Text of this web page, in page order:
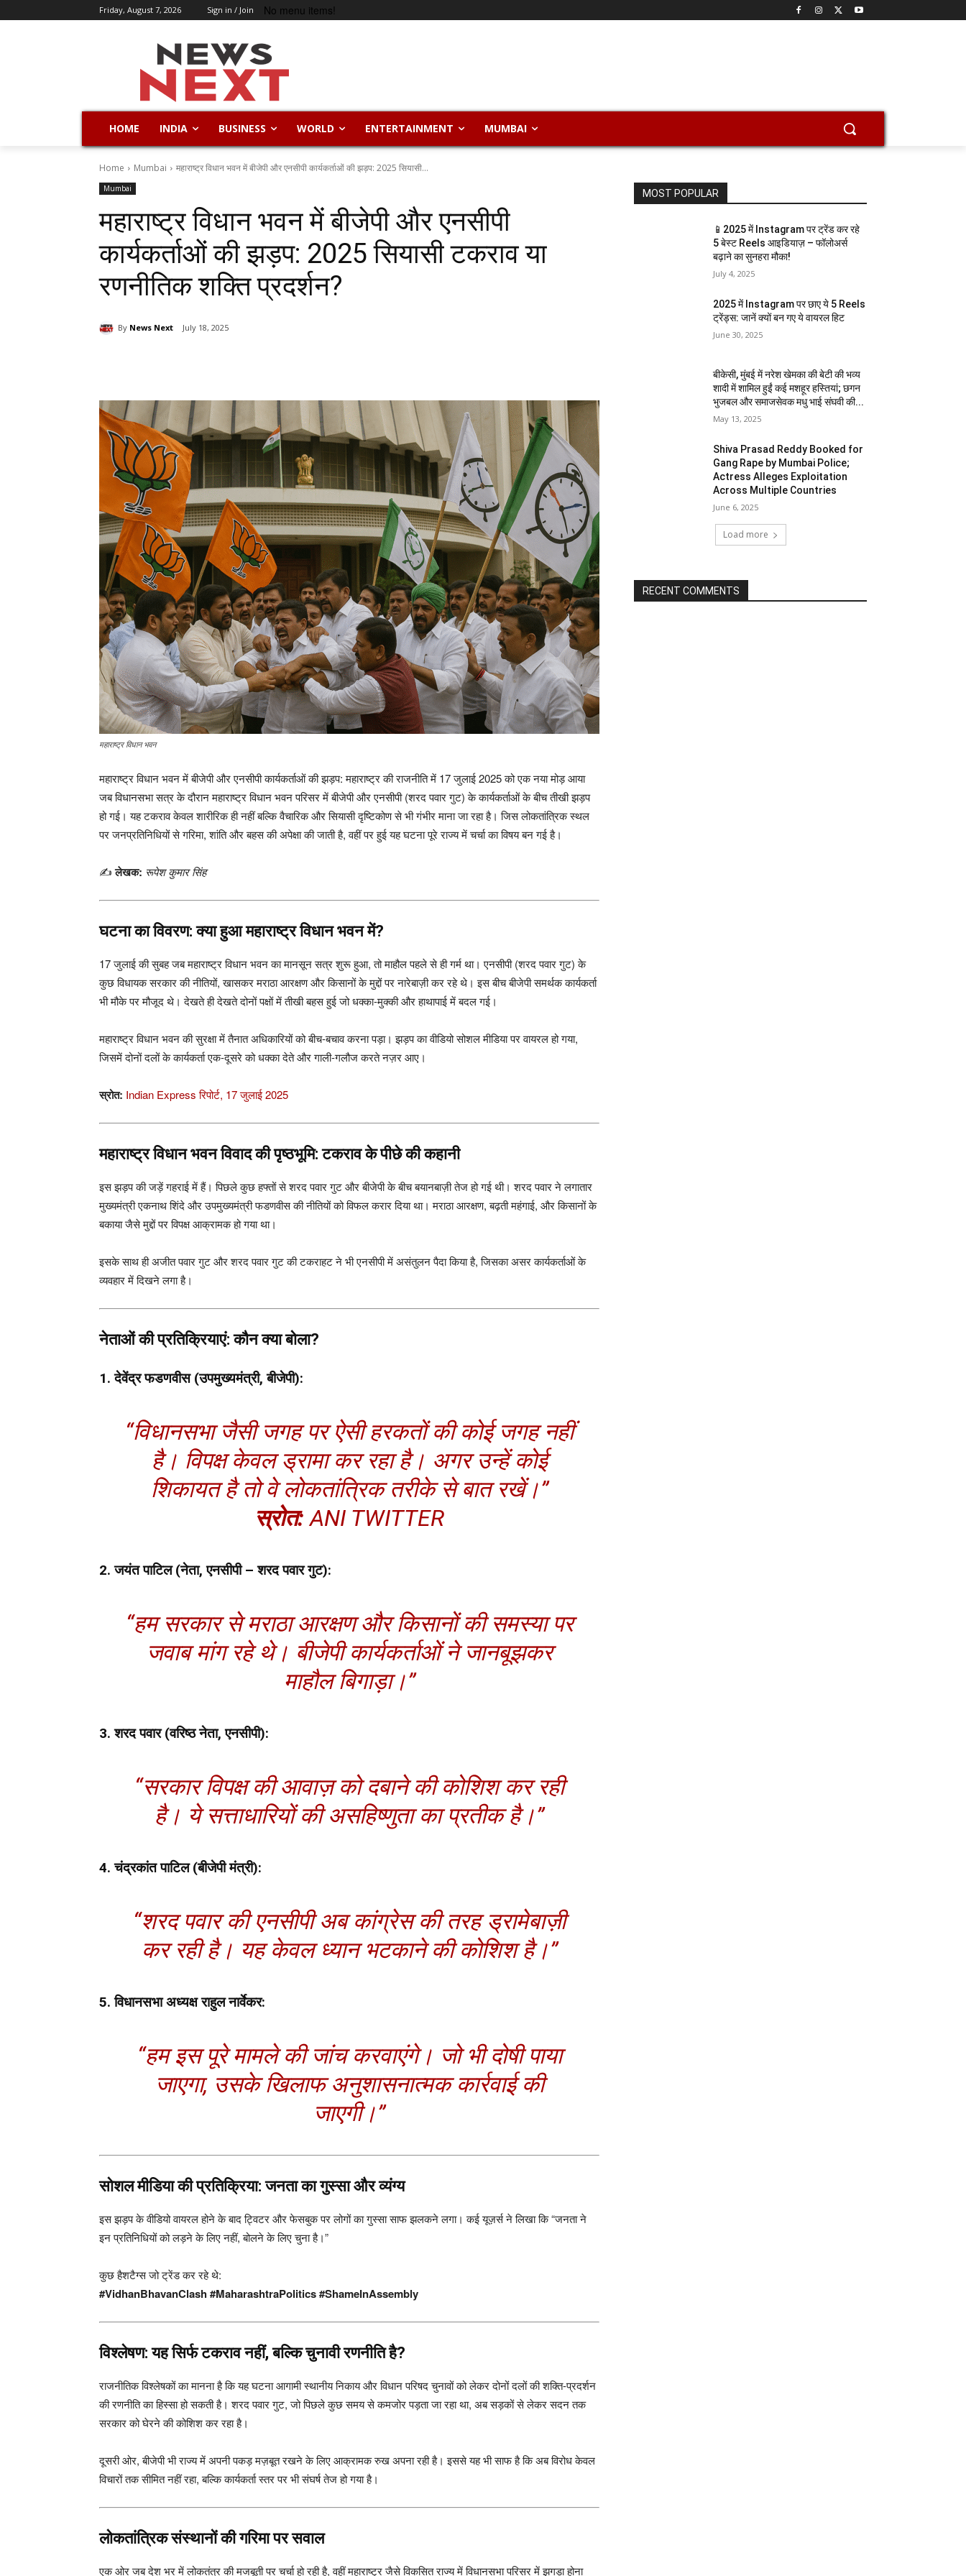
Friday, August 7, 2026 Sign in / Join No menu items!
HOME INDIA BUSINESS WORLD ENTERTAINMENT MUMBAI
Home Mumbai महाराष्ट्र विधान भवन में बीजेपी और एनसीपी कार्यकर्ताओं की झड़प: 2025 सियासी...
Mumbai
महाराष्ट्र विधान भवन में बीजेपी और एनसीपी
कार्यकर्ताओं की झड़प: 2025 सियासी टकराव या
रणनीतिक शक्ति प्रदर्शन?
By News Next July 18, 2025
महाराष्ट्र विधान भवन
महाराष्ट्र विधान भवन में बीजेपी और एनसीपी कार्यकर्ताओं की झड़प: महाराष्ट्र की राजनीति में 17 जुलाई 2025 को एक नया मोड़ आया
जब विधानसभा सत्र के दौरान महाराष्ट्र विधान भवन परिसर में बीजेपी और एनसीपी (शरद पवार गुट) के कार्यकर्ताओं के बीच तीखी झड़प
हो गई। यह टकराव केवल शारीरिक ही नहीं बल्कि वैचारिक और सियासी दृष्टिकोण से भी गंभीर माना जा रहा है। जिस लोकतांत्रिक स्थल
पर जनप्रतिनिधियों से गरिमा, शांति और बहस की अपेक्षा की जाती है, वहीं पर हुई यह घटना पूरे राज्य में चर्चा का विषय बन गई है।
✍️लेखक: रूपेश कुमार सिंह
घटना का विवरण: क्या हुआ महाराष्ट्र विधान भवन में?
17 जुलाई की सुबह जब महाराष्ट्र विधान भवन का मानसून सत्र शुरू हुआ, तो माहौल पहले से ही गर्म था। एनसीपी (शरद पवार गुट) के
कुछ विधायक सरकार की नीतियों, खासकर मराठा आरक्षण और किसानों के मुद्दों पर नारेबाज़ी कर रहे थे। इस बीच बीजेपी समर्थक कार्यकर्ता
भी मौके पर मौजूद थे। देखते ही देखते दोनों पक्षों में तीखी बहस हुई जो धक्का-मुक्की और हाथापाई में बदल गई।
महाराष्ट्र विधान भवन की सुरक्षा में तैनात अधिकारियों को बीच-बचाव करना पड़ा। झड़प का वीडियो सोशल मीडिया पर वायरल हो गया,
जिसमें दोनों दलों के कार्यकर्ता एक-दूसरे को धक्का देते और गाली-गलौज करते नज़र आए।
स्रोत: Indian Express रिपोर्ट, 17 जुलाई 2025
महाराष्ट्र विधान भवन विवाद की पृष्ठभूमि: टकराव के पीछे की कहानी
इस झड़प की जड़ें गहराई में हैं। पिछले कुछ हफ्तों से शरद पवार गुट और बीजेपी के बीच बयानबाज़ी तेज हो गई थी। शरद पवार ने लगातार
मुख्यमंत्री एकनाथ शिंदे और उपमुख्यमंत्री फडणवीस की नीतियों को विफल करार दिया था। मराठा आरक्षण, बढ़ती महंगाई, और किसानों के
बकाया जैसे मुद्दों पर विपक्ष आक्रामक हो गया था।
इसके साथ ही अजीत पवार गुट और शरद पवार गुट की टकराहट ने भी एनसीपी में असंतुलन पैदा किया है, जिसका असर कार्यकर्ताओं के
व्यवहार में दिखने लगा है।
नेताओं की प्रतिक्रियाएं: कौन क्या बोला?
1. देवेंद्र फडणवीस (उपमुख्यमंत्री, बीजेपी):
“विधानसभा जैसी जगह पर ऐसी हरकतों की कोई जगह नहीं
है। विपक्ष केवल ड्रामा कर रहा है। अगर उन्हें कोई
शिकायत है तो वे लोकतांत्रिक तरीके से बात रखें।”
स्रोत: ANI TWITTER
2. जयंत पाटिल (नेता, एनसीपी – शरद पवार गुट):
“हम सरकार से मराठा आरक्षण और किसानों की समस्या पर
जवाब मांग रहे थे। बीजेपी कार्यकर्ताओं ने जानबूझकर
माहौल बिगाड़ा।”
3. शरद पवार (वरिष्ठ नेता, एनसीपी):
“सरकार विपक्ष की आवाज़ को दबाने की कोशिश कर रही
है। ये सत्ताधारियों की असहिष्णुता का प्रतीक है।”
4. चंद्रकांत पाटिल (बीजेपी मंत्री):
“शरद पवार की एनसीपी अब कांग्रेस की तरह ड्रामेबाज़ी
कर रही है। यह केवल ध्यान भटकाने की कोशिश है।”
5. विधानसभा अध्यक्ष राहुल नार्वेकर:
“हम इस पूरे मामले की जांच करवाएंगे। जो भी दोषी पाया
जाएगा, उसके खिलाफ अनुशासनात्मक कार्रवाई की
जाएगी।”
सोशल मीडिया की प्रतिक्रिया: जनता का गुस्सा और व्यंग्य
इस झड़प के वीडियो वायरल होने के बाद ट्विटर और फेसबुक पर लोगों का गुस्सा साफ झलकने लगा। कई यूज़र्स ने लिखा कि “जनता ने
इन प्रतिनिधियों को लड़ने के लिए नहीं, बोलने के लिए चुना है।”
कुछ हैशटैग्स जो ट्रेंड कर रहे थे:
#VidhanBhavanClash #MaharashtraPolitics #ShameInAssembly
विश्लेषण: यह सिर्फ टकराव नहीं, बल्कि चुनावी रणनीति है?
राजनीतिक विश्लेषकों का मानना है कि यह घटना आगामी स्थानीय निकाय और विधान परिषद चुनावों को लेकर दोनों दलों की शक्ति-प्रदर्शन
की रणनीति का हिस्सा हो सकती है। शरद पवार गुट, जो पिछले कुछ समय से कमजोर पड़ता जा रहा था, अब सड़कों से लेकर सदन तक
सरकार को घेरने की कोशिश कर रहा है।
दूसरी ओर, बीजेपी भी राज्य में अपनी पकड़ मज़बूत रखने के लिए आक्रामक रुख अपना रही है। इससे यह भी साफ है कि अब विरोध केवल
विचारों तक सीमित नहीं रहा, बल्कि कार्यकर्ता स्तर पर भी संघर्ष तेज हो गया है।
लोकतांत्रिक संस्थानों की गरिमा पर सवाल
एक ओर जब देश भर में लोकतंत्र की मजबूती पर चर्चा हो रही है, वहीं महाराष्ट्र जैसे विकसित राज्य में विधानसभा परिसर में झगड़ा होना
MOST POPULAR
📱2025 में Instagram पर ट्रेंड कर रहे
5 बेस्ट Reels आइडियाज़ – फॉलोअर्स
बढ़ाने का सुनहरा मौका!
July 4, 2025
2025 में Instagram पर छाए ये 5 Reels
ट्रेंड्स: जानें क्यों बन गए ये वायरल हिट
June 30, 2025
बीकेसी, मुंबई में नरेश खेमका की बेटी की भव्य
शादी में शामिल हुईं कई मशहूर हस्तियां; छगन
भुजबल और समाजसेवक मधु भाई संघवी की...
May 13, 2025
Shiva Prasad Reddy Booked for
Gang Rape by Mumbai Police;
Actress Alleges Exploitation
Across Multiple Countries
June 6, 2025
Load more
RECENT COMMENTS